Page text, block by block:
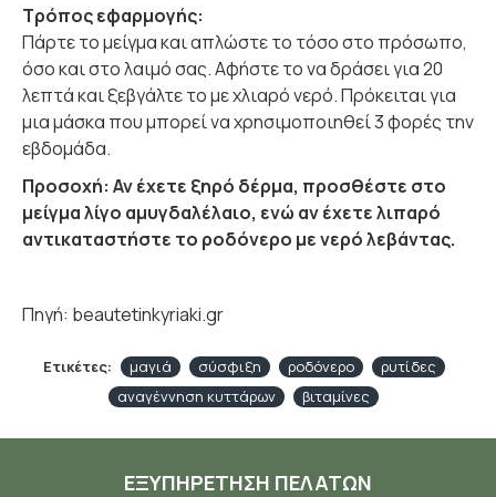
Τρόπος εφαρμογής:
Πάρτε το μείγμα και απλώστε το τόσο στο πρόσωπο,
όσο και στο λαιμό σας. Αφήστε το να δράσει για 20
λεπτά και ξεβγάλτε το με χλιαρό νερό. Πρόκειται για
μια μάσκα που μπορεί να χρησιμοποιηθεί 3 φορές την
εβδομάδα.
Προσοχή: Αν έχετε ξηρό δέρμα, προσθέστε στο
μείγμα λίγο αμυγδαλέλαιο, ενώ αν έχετε λιπαρό
αντικαταστήστε το ροδόνερο με νερό λεβάντας.
Πηγή: beautetinkyriaki.gr
Ετικέτες: μαγιά σύσφιξη ροδόνερο
ρυτίδες
αναγέννηση κυττάρων
βιταμίνες
ΕΞΥΠΗΡΈΤΗΣΗ ΠΕΛΑΤΏΝ